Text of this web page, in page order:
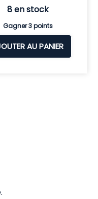
8 en stock
Gagner 3 points
AU PANIER